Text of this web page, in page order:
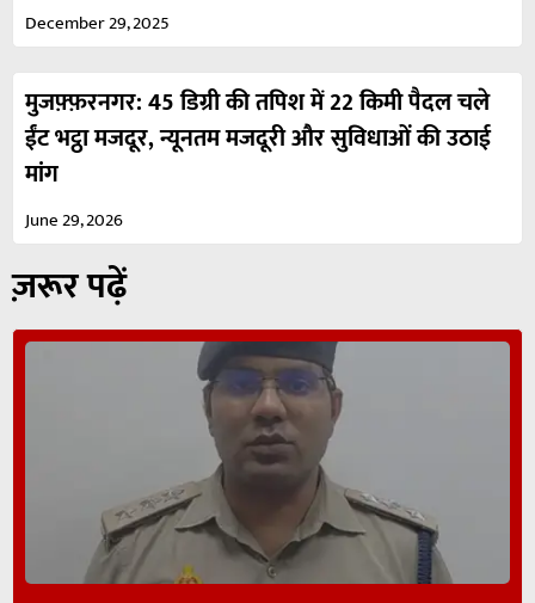
December 29, 2025
मुजफ़्फ़रनगर: 45 डिग्री की तपिश में 22 किमी पैदल चले
ईंट भट्ठा मजदूर, न्यूनतम मजदूरी और सुविधाओं की उठाई
मांग
June 29, 2026
ज़रूर पढ़ें